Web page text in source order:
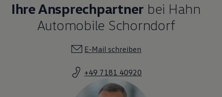
Ihre Ansprechpartner bei Hahn
Automobile Schorndorf
E-Mail schreiben
+49 7181 40920